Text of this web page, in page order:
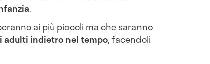
.
ai più piccoli ma che saranno
adulti indietro nel tempo, facendoli